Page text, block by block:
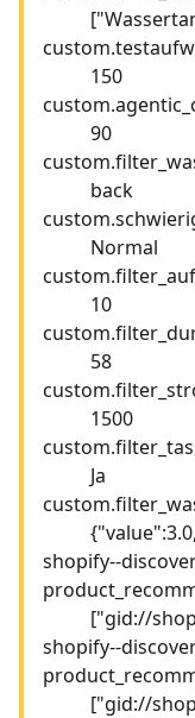
150
90
back
Normal
10
58
1500
Ja
shopify--
["gid://
shopify--
["gid://